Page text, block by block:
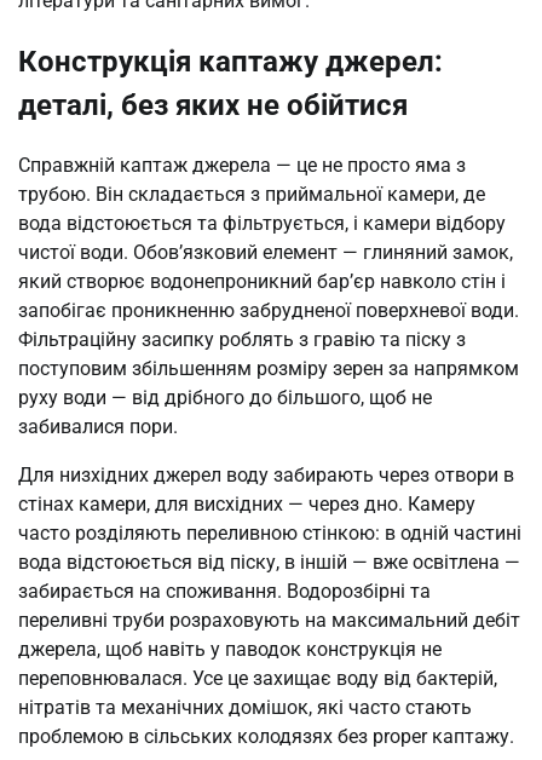
Конструкція каптажу джерел:
деталі, без яких не обійтися
Справжній каптаж джерела — це не просто яма з
трубою. Він складається з приймальної камери, де
вода відстоюється та фільтрується, і камери відбору
чистої води. Обов’язковий елемент — глиняний замок,
який створює водонепроникний бар’єр навколо стін і
запобігає проникненню забрудненої поверхневої води.
Фільтраційну засипку роблять з гравію та піску з
поступовим збільшенням розміру зерен за напрямком
руху води — від дрібного до більшого, щоб не
забивалися пори.
Для низхідних джерел воду забирають через отвори в
стінах камери, для висхідних — через дно. Камеру
часто розділяють переливною стінкою: в одній частині
вода відстоюється від піску, в іншій — вже освітлена —
забирається на споживання. Водорозбірні та
переливні труби розраховують на максимальний дебіт
джерела, щоб навіть у паводок конструкція не
переповнювалася. Усе це захищає воду від бактерій,
нітратів та механічних домішок, які часто стають
проблемою в сільських колодязях без proper каптажу.